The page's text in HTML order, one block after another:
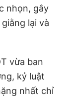
nhọn, gây
lại và
vừa ban
kỷ luật
nhất chỉ